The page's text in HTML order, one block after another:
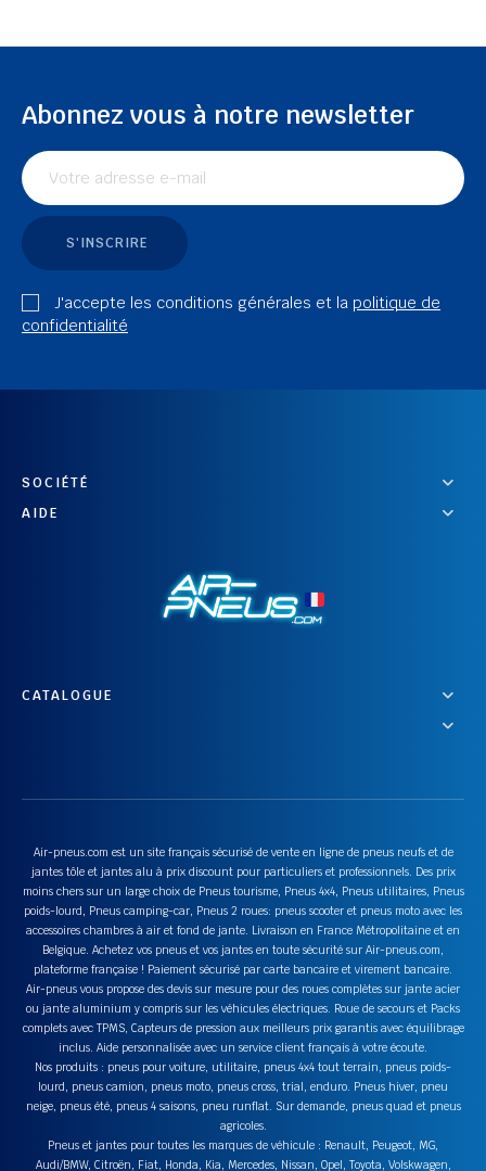
Abonnez vous à notre newsletter
S'INSCRIRE
J'accepte les conditions générales et la politique de
confidentialité
SOCIÉTÉ
AIDE
CATALOGUE
Air-pneus.com est un site français sécurisé de vente en ligne de pneus neufs et de
jantes tôle et jantes alu à prix discount pour particuliers et professionnels. Des prix
moins chers sur un large choix de Pneus tourisme, Pneus 4x4, Pneus utilitaires, Pneus
poids-lourd, Pneus camping-car, Pneus 2 roues: pneus scooter et pneus moto avec les
accessoires chambres à air et fond de jante. Livraison en France Métropolitaine et en
Belgique. Achetez vos pneus et vos jantes en toute sécurité sur Air-pneus.com,
plateforme française ! Paiement sécurisé par carte bancaire et virement bancaire.
Air-pneus vous propose des devis sur mesure pour des roues complètes sur jante acier
ou jante aluminium y compris sur les véhicules électriques. Roue de secours et Packs
complets avec TPMS, Capteurs de pression aux meilleurs prix garantis avec équilibrage
inclus. Aide personnalisée avec un service client français à votre écoute.
Nos produits : pneus pour voiture, utilitaire, pneus 4x4 tout terrain, pneus poids-
lourd, pneus camion, pneus moto, pneus cross, trial, enduro. Pneus hiver, pneu
neige, pneus été, pneus 4 saisons, pneu runflat. Sur demande, pneus quad et pneus
agricoles.
Pneus et jantes pour toutes les marques de véhicule : Renault, Peugeot, MG,
Audi/BMW, Citroën, Fiat, Honda, Kia, Mercedes, Nissan, Opel, Toyota, Volskwagen,